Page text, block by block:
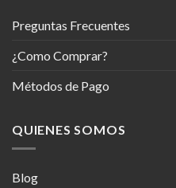
Preguntas Frecuentes
¿Como Comprar?
Métodos de Pago
QUIENES SOMOS
Blog